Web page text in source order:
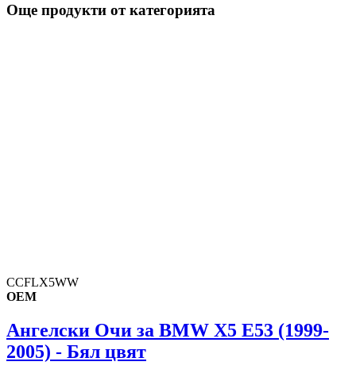
Още продукти от категорията
CCFLX5WW
OEM
Ангелски Очи за BMW X5 E53 (1999-
2005) - Бял цвят